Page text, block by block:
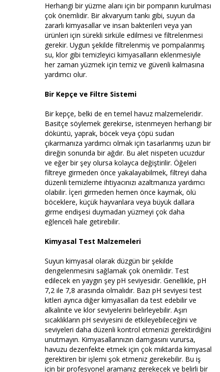
Herhangi bir yüzme alanı için bir pompanın kurulması
çok önemlidir. Bir akvaryum tankı gibi, suyun da
zararlı kimyasallar ve insan bakterileri veya yan
ürünleri için sürekli sirküle edilmesi ve filtrelenmesi
gerekir. Uygun şekilde filtrelenmiş ve pompalanmış
su, klor gibi temizleyici kimyasalların eklenmesiyle
her zaman yüzmek için temiz ve güvenli kalmasına
yardımcı olur.
Bir Kepçe ve Filtre Sistemi
Bir kepçe, belki de en temel havuz malzemeleridir.
Basitçe söylemek gerekirse, istenmeyen herhangi bir
döküntü, yaprak, böcek veya çöpü sudan
çıkarmanıza yardımcı olmak için tasarlanmış uzun bir
direğin sonunda bir ağdır. Bu alet nispeten ucuzdur
ve eğer bir şey olursa kolayca değiştirilir. Öğeleri
filtreye girmeden önce yakalayabilmek, filtreyi daha
düzenli temizleme ihtiyacınızı azaltmanıza yardımcı
olabilir. İçeri girmeden hemen önce kaymak, ölü
böceklere, küçük hayvanlara veya büyük dallara
girme endişesi duymadan yüzmeyi çok daha
eğlenceli hale getirebilir.
Kimyasal Test Malzemeleri
Suyun kimyasal olarak düzgün bir şekilde
dengelenmesini sağlamak çok önemlidir. Test
edilecek en yaygın şey pH seviyesidir. Genellikle, pH
7,2 ile 7,8 arasında olmalıdır. Bazı pH seviyesi test
kitleri ayrıca diğer kimyasalları da test edebilir ve
alkalinite ve klor seviyelerini belirleyebilir. Aşırı
sıcaklıkların pH seviyesini de etkileyebileceğini ve
seviyeleri daha düzenli kontrol etmenizi gerektirdiğini
unutmayın. Kimyasallarınızın damgasını vurursa,
havuzu dezenfekte etmek için çok miktarda kimyasal
gerektiren bir işlemi şok etmeniz gerekebilir. Bu iş
için bir profesyonel aramanız gerekecek ve belirli bir